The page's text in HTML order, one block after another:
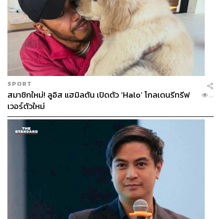
SPORT
สมาชิกใหม่! ลูอิส แฮมิลตัน เปิดตัว ‘Halo’ โกลเดนรีทรีฟ
เวอร์ตัวใหม่
...